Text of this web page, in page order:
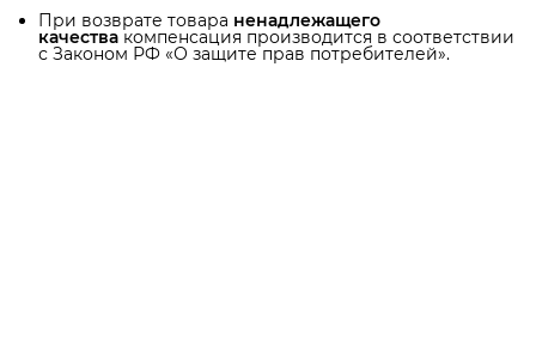
При возврате товара ненадлежащего
качества компенсация производится в соответствии
с Законом РФ «О защите прав потребителей».